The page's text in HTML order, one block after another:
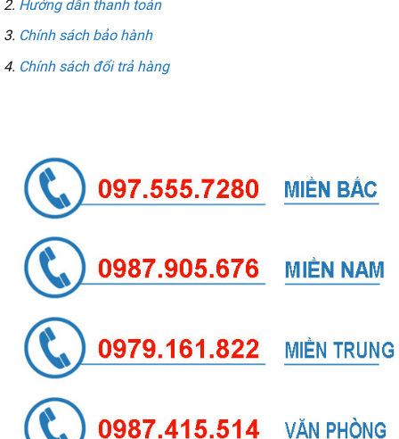
Hướng dẫn thanh toán
Chính sách bảo hành
Chính sách đổi trả hàng